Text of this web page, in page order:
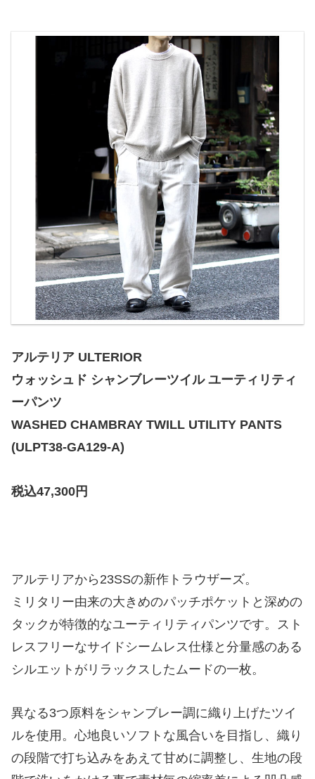
アルテリア ULTERIOR
ウォッシュド シャンブレーツイル ユーティリティ
ーパンツ
WASHED CHAMBRAY TWILL UTILITY PANTS
(ULPT38-GA129-A)
税込47,300円
アルテリアから23SSの新作トラウザーズ。
ミリタリー由来の⼤きめのパッチポケットと深めの
タックが特徴的なユーティリティパンツです。スト
レスフリーなサイドシームレス仕様と分量感のある
シルエットがリラックスしたムードの⼀枚。
異なる3つ原料をシャンブレー調に織り上げたツイ
ルを使用。⼼地良いソフトな⾵合いを⽬指し、織り
の段階で打ち込みをあえて⽢めに調整し、⽣地の段